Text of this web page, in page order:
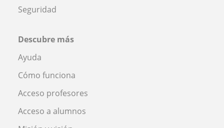
Seguridad
Descubre más
Ayuda
Cómo funciona
Acceso profesores
Acceso a alumnos